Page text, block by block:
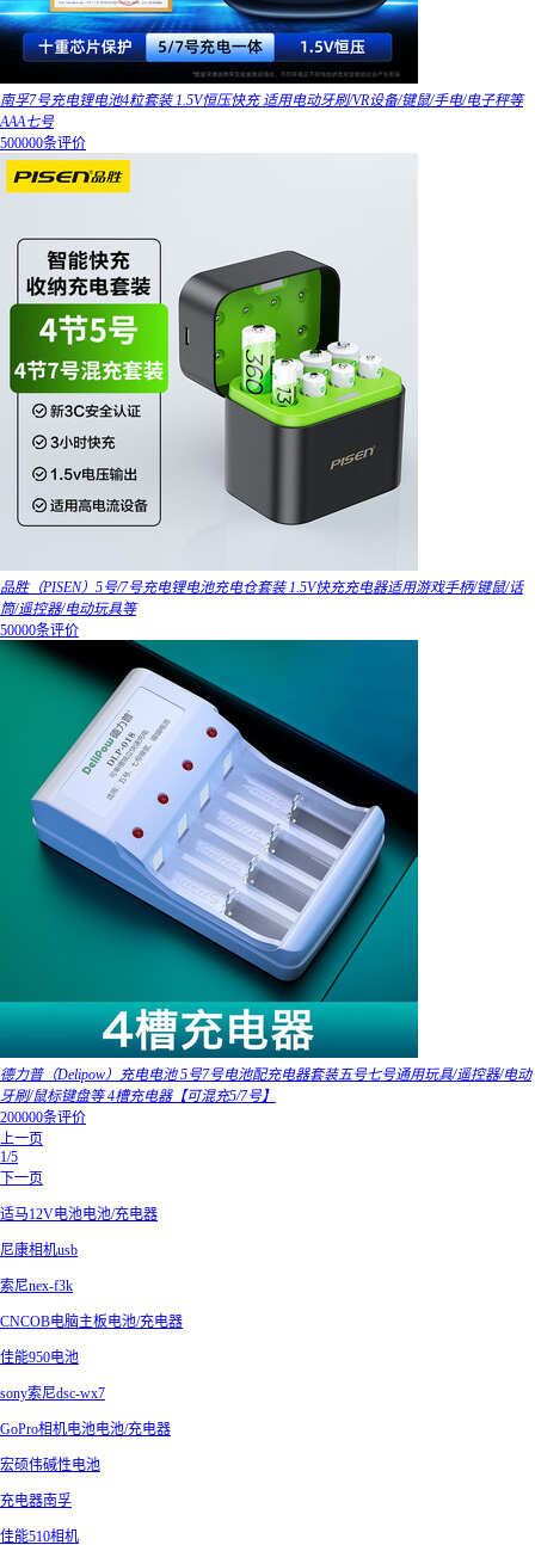
南孚7号充电锂电池4粒套装 1.5V恒压快充 适用电动牙刷/VR设备/键鼠/手电/电子秤等
AAA七号
500000条评价
品胜（PISEN）5号/7号充电锂电池充电仓套装 1.5V快充充电器适用游戏手柄/键鼠/话
筒/遥控器/电动玩具等
50000条评价
德力普（Delipow）充电电池 5号7号电池配充电器套装五号七号通用玩具/遥控器/电动
牙刷/鼠标键盘等 4槽充电器【可混充5/7号】
200000条评价
上一页
1/5
下一页
适马12V电池电池/充电器
尼康相机usb
索尼nex-f3k
CNCOB电脑主板电池/充电器
佳能950电池
sony索尼dsc-wx7
GoPro相机电池电池/充电器
宏硕伟碱性电池
充电器南孚
佳能510相机